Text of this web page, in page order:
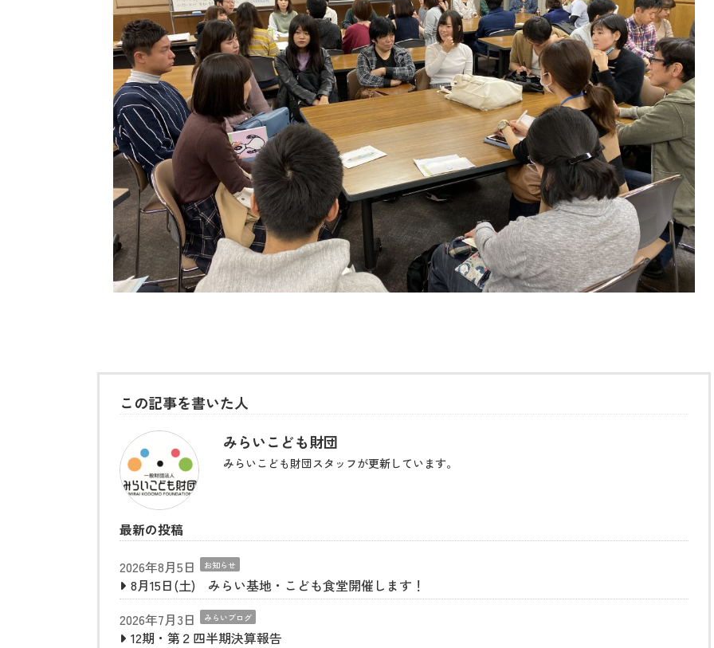
この記事を書いた人
みらいこども財団
みらいこども財団スタッフが更新しています。
最新の投稿
2026年8月5日
お知らせ
8月15日(土) みらい基地・こども食堂開催します！
2026年7月3日
みらいブログ
12期・第２四半期決算報告